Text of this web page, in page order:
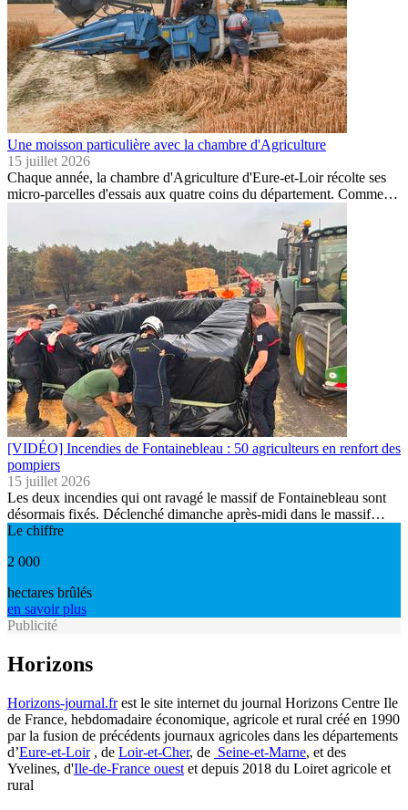
Une moisson particulière avec la chambre d'Agriculture
15 juillet 2026
Chaque année, la chambre d'Agriculture d'Eure-et-Loir récolte ses
micro-parcelles d'essais aux quatre coins du département. Comme…
[VIDÉO] Incendies de Fontainebleau : 50 agriculteurs en renfort des
pompiers
15 juillet 2026
Les deux incendies qui ont ravagé le massif de Fontainebleau sont
désormais fixés. Déclenché dimanche après-midi dans le massif…
Le chiffre
2 000
hectares brûlés
en savoir plus
Publicité
Horizons
Horizons-journal.frest le site internet du journal Horizons Centre Ile
de France, hebdomadaire économique, agricole et rural créé en 1990
par la fusion de précédents journaux agricoles dans les départements
d’Eure-et-Loir, de Loir-et-Cher, de Seine-et-Marne, et des
Yvelines, d'Ile-de-France ouest et depuis 2018 du Loiret agricole et
rural